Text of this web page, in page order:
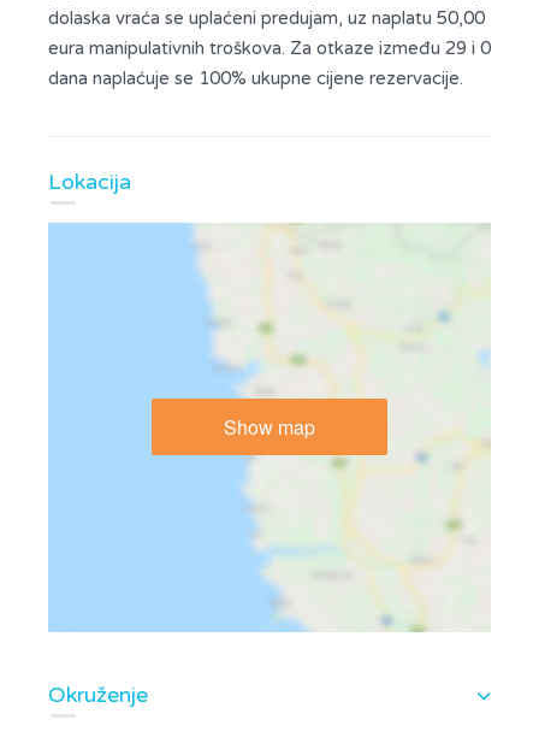
dolaska vraća se uplaćeni predujam, uz naplatu 50,00
eura manipulativnih troškova. Za otkaze između 29 i 0
dana naplaćuje se 100% ukupne cijene rezervacije.
Lokacija
Show map
Okruženje